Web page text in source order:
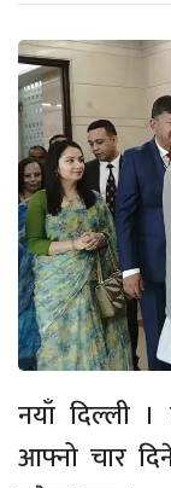
नयाँ दिल्ली ।
आफ्नो चार